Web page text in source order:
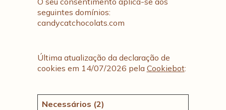
seguintes domínios:
candycatchocolats.com
Última atualização da declaração de
cookies em 14/07/2026 pela Cookiebot:
Necessários (2)